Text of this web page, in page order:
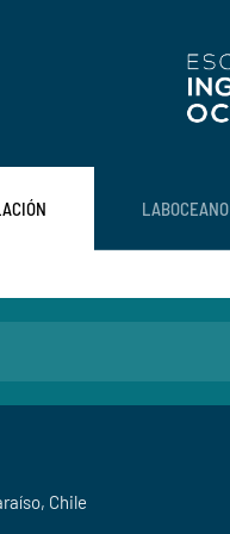
LABOCEANO
Chile